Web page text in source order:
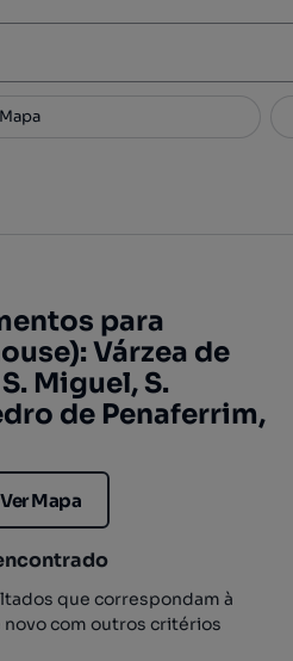
3
Mapa
para
Várzea de
Miguel, S.
de Penaferrim,
Ver Mapa
que correspondam à
novo com outros critérios